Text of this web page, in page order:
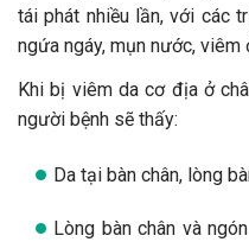
tái phát nhiều lần, với các
ngứa ngáy, mụn nước, viêm
Khi bị viêm da cơ địa ở
người bệnh sẽ thấy:
Da tại bàn chân, lòng
Lòng bàn chân và